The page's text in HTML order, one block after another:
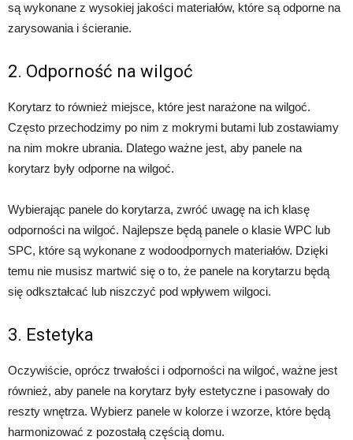
są wykonane z wysokiej jakości materiałów, które są odporne na
zarysowania i ścieranie.
2. Odporność na wilgoć
Korytarz to również miejsce, które jest narażone na wilgoć.
Często przechodzimy po nim z mokrymi butami lub zostawiamy
na nim mokre ubrania. Dlatego ważne jest, aby panele na
korytarz były odporne na wilgoć.
Wybierając panele do korytarza, zwróć uwagę na ich klasę
odporności na wilgoć. Najlepsze będą panele o klasie WPC lub
SPC, które są wykonane z wodoodpornych materiałów. Dzięki
temu nie musisz martwić się o to, że panele na korytarzu będą
się odkształcać lub niszczyć pod wpływem wilgoci.
3. Estetyka
Oczywiście, oprócz trwałości i odporności na wilgoć, ważne jest
również, aby panele na korytarz były estetyczne i pasowały do
reszty wnętrza. Wybierz panele w kolorze i wzorze, które będą
harmonizować z pozostałą częścią domu.